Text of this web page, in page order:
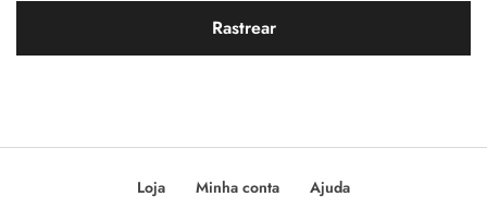
Rastrear
Loja Minha conta Ajuda